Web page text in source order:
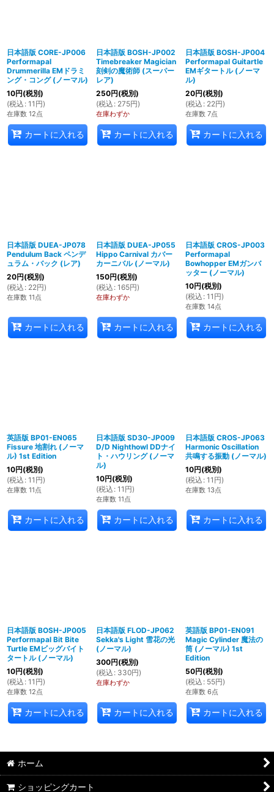
日本語版 CORE-JP006
Performapal
Drummerilla EMドラミ
ング・コング (ノーマル)
10円(税別)
(税込 : 11 円)
在庫数 12点
カートに入れる
日本語版 BOSH-JP002
Timebreaker Magician
刻剣の魔術師 (スーパー
レア)
250円(税別)
(税込 : 275円)
在庫わずか
カートに入れる
日本語版 BOSH-JP004
Performapal Guitartle
EMギタートル (ノーマ
ル)
20円(税別)
(税込 : 22円)
在庫数 7点
カートに入れる
日本語版 DUEA-JP078
Pendulum Back ペンデ
ュラム・バック (レア)
20円(税別)
(税込 : 22円)
在庫数 11点
カートに入れる
日本語版 DUEA-JP055
Hippo Carnival カバー
カーニバル (ノーマル)
150円(税別)
(税込 : 165円)
在庫わずか
カートに入れる
日本語版 CROS-JP003
Performapal
Bowhopper EMガンバ
ッター (ノーマル)
10円(税別)
(税込 : 11 円)
在庫数 14点
カートに入れる
英語版 BP01-EN065
Fissure 地割れ (ノーマ
ル) 1st Edition
10円(税別)
(税込 : 11 円)
在庫数 11点
カートに入れる
日本語版 SD30-JP009
D/D Nighthowl DDナイ
ト・ハウリング (ノーマ
ル)
10円(税別)
(税込 : 11 円)
在庫数 11点
カートに入れる
日本語版 CROS-JP063
Harmonic Oscillation
共鳴する振動 (ノーマル)
10円(税別)
(税込 : 11 円)
在庫数 13点
カートに入れる
日本語版 BOSH-JP005
Performapal Bit Bite
Turtle EMビッグバイト
タートル (ノーマル)
10円(税別)
(税込 : 11 円)
在庫数 12点
カートに入れる
日本語版 FLOD-JP062
Sekka's Light 雪花の光
(ノーマル)
300円(税別)
(税込 : 330円)
在庫わずか
カートに入れる
英語版 BP01-EN091
Magic Cylinder 魔法の
筒 (ノーマル) 1st
Edition
50円(税別)
(税込 : 55円)
在庫数 6点
カートに入れる
ホーム
ショッピングカート